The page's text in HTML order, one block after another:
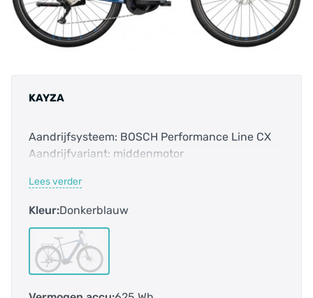
KAYZA
Aandrijfsysteem: BOSCH Performance Line CX
Aandrijfvariant: middenmotor
Accucapaciteit: 625.0 Wh
Bosch Smart systeem: nee
E-bike: ja
Frame-vorm: Diamant
Framehoogte: 48 cm
Lees verder
Kleur:Donkerblauw